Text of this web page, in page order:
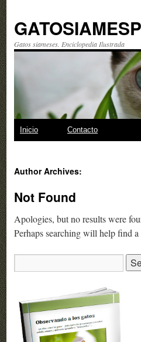
Gatos siameses. Enciclopedia Ilustrada
Skip
content
Inicio Contacto
Author Archives:
Not Found
Apologies, but no results were
Perhaps searching will help find a
for: